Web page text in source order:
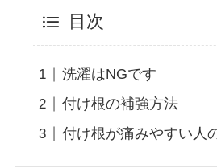
目次
洗濯はNGです
付け根の補強方法
付け根が痛みやすい人